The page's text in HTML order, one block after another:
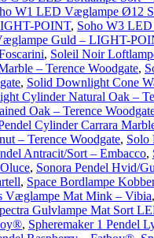
W1 LED Væglampe Ø12
POINT, Soho W3
Guld – LIGHT-
, Soleil Noir
– Terence Woodgate,
, Solid Downlight Cone
Cylinder Natural Oak –
Oak – Terence
Cylinder Carrara
– Terence Woodgate, Solo
Antracit/Sort – Embacco,
, Sonora Pendel Hvid/
, Space Bordlampe
Væglampe Mat Mink – Vibia,
Gulvlampe Mat Sort
, Spheremaker 1 Pendel